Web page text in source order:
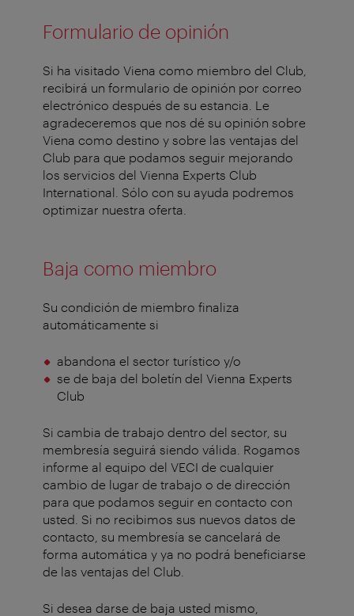
Formulario de opinión
Si ha visitado Viena como miembro del Club,
recibirá un formulario de opinión por correo
electrónico después de su estancia. Le
agradeceremos que nos dé su opinión sobre
Viena como destino y sobre las ventajas del
Club para que podamos seguir mejorando
los servicios del Vienna Experts Club
International. Sólo con su ayuda podremos
optimizar nuestra oferta.
Baja como miembro
Su condición de miembro finaliza
automáticamente si
abandona el sector turístico y/o
se de baja del boletín del Vienna Experts
Club
Si cambia de trabajo dentro del sector, su
membresía seguirá siendo válida. Rogamos
informe al equipo del VECI de cualquier
cambio de lugar de trabajo o de dirección
para que podamos seguir en contacto con
usted. Si no recibimos sus nuevos datos de
contacto, su membresía se cancelará de
forma automática y ya no podrá beneficiarse
de las ventajas del Club.
Si desea darse de baja usted mismo,